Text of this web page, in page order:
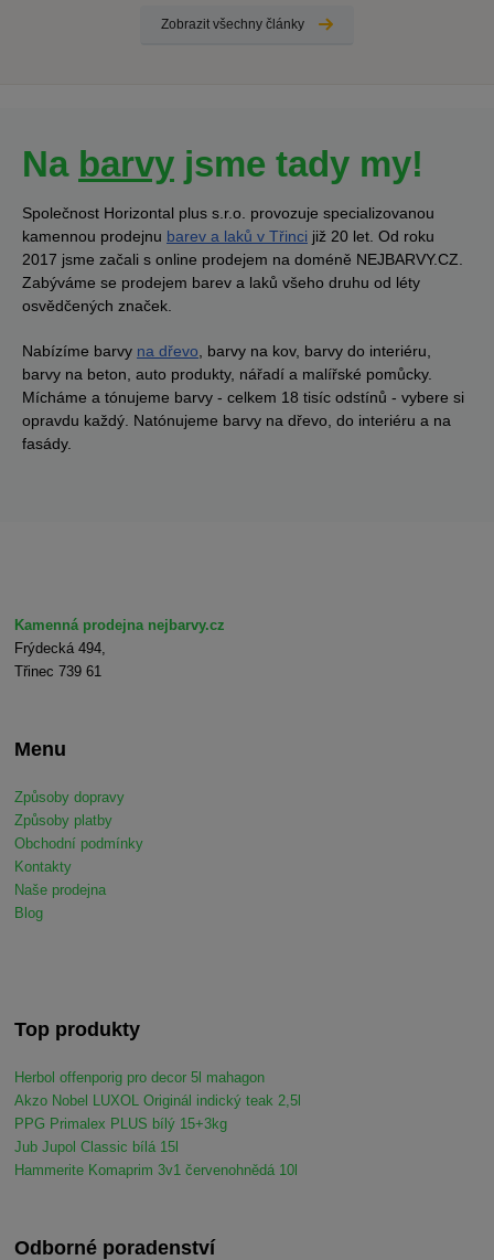
Zobrazit všechny články
Na barvy jsme tady my!
Společnost Horizontal plus s.r.o. provozuje specializovanou
kamennou prodejnu barev a laků v Třinci již 20 let. Od roku
2017 jsme začali s online prodejem na doméně NEJBARVY.CZ.
Zabýváme se prodejem barev a laků všeho druhu od léty
osvědčených značek.
Nabízíme barvy na dřevo , barvy na kov, barvy do interiéru,
barvy na beton, auto produkty, nářadí a malířské pomůcky.
Mícháme a tónujeme barvy - celkem 18 tisíc odstínů - vybere si
opravdu každý. Natónujeme barvy na dřevo, do interiéru a na
fasády.
Kamenná prodejna nejbarvy.cz
Frýdecká 494,
Třinec 739 61
Menu
Způsoby dopravy
Způsoby platby
Obchodní podmínky
Kontakty
Naše prodejna
Blog
Top produkty
Herbol offenporig pro decor 5l mahagon
Akzo Nobel LUXOL Originál indický teak 2,5l
PPG Primalex PLUS bílý 15+3kg
Jub Jupol Classic bílá 15l
Hammerite Komaprim 3v1 červenohnědá 10l
Odborné poradenství